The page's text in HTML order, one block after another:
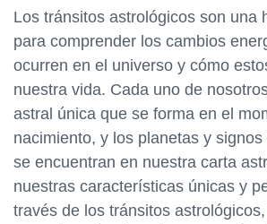
Los tránsitos astrológicos son una
para comprender los cambios
ocurren en el universo y cómo
nuestra vida. Cada uno de
astral única que se forma en el
nacimiento, y los planetas y
se encuentran en nuestra carta
nuestras características únicas y
través de los tránsitos